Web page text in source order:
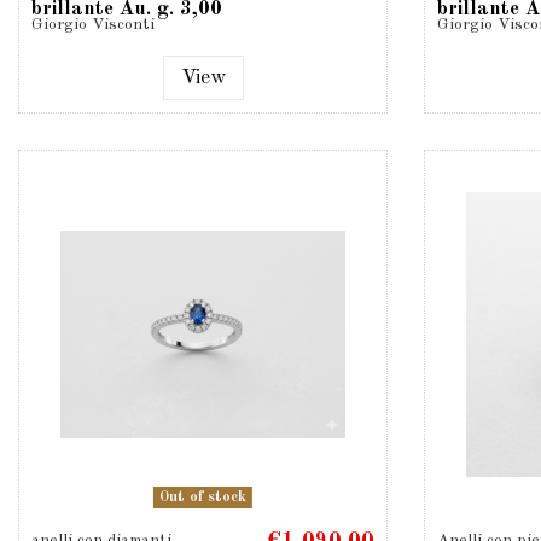
brillante Au. g. 3,00
D...
Giorgio Visconti
View
brillante
Giorgio
Out of stock